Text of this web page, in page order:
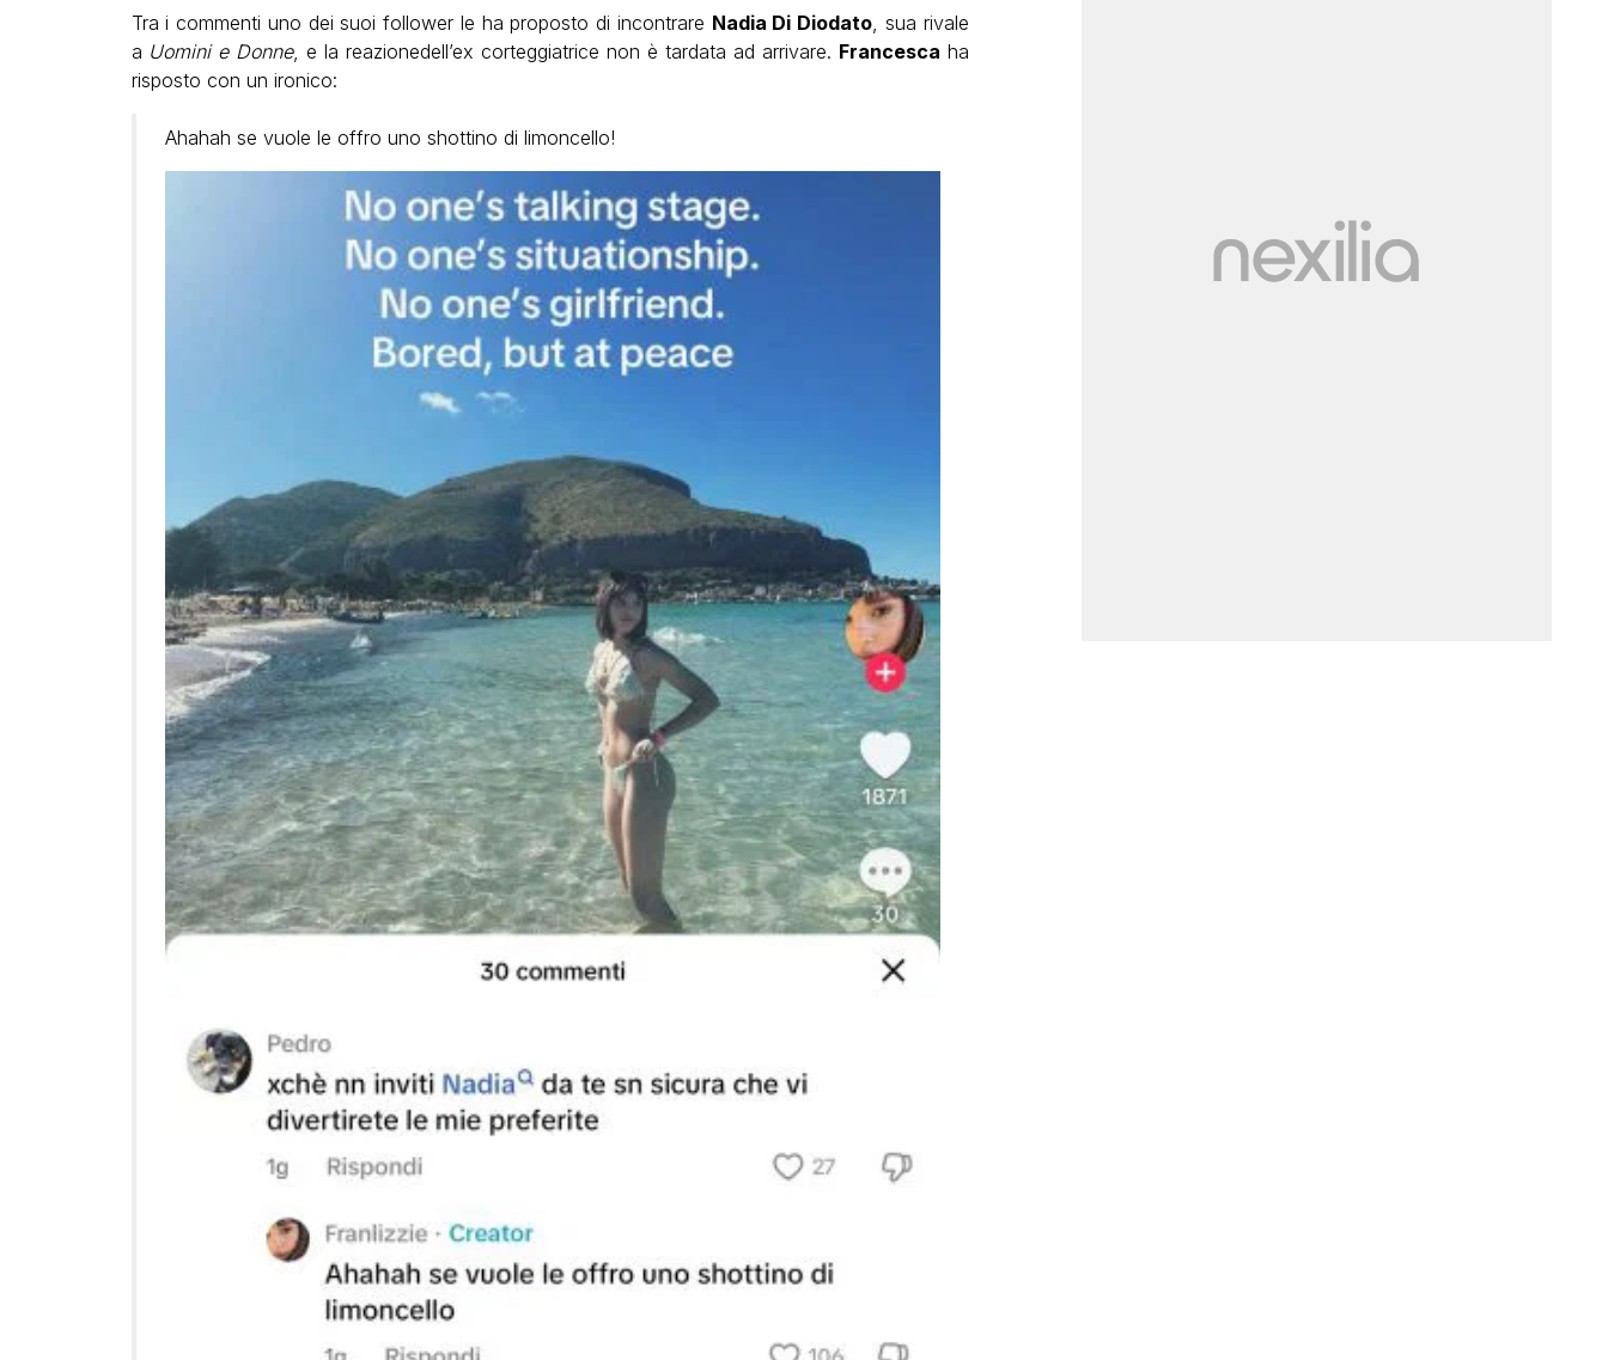
Tra i commenti uno dei suoi follower le ha proposto di incontrare Nadia Di Diodato, sua rivale
a Uomini e Donne, e la reazionedell’ex corteggiatrice non è tardata ad arrivare. Francesca ha
risposto con un ironico:
Ahahah se vuole le offro uno shottino di limoncello!